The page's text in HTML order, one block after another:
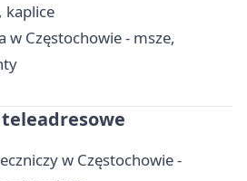
kaplice
w Częstochowie - msze,
w Częstochowie -